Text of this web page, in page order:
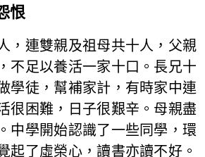
恨
，連雙親及祖母共十人，父親
不足以養活一家十口。長兄十
學徒，幫補家計，有時家中連
很困難，日子很艱辛。母親盡
中學開始認識了一些同學，環
起了虛榮心，讀書亦讀不好。